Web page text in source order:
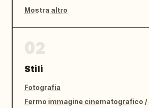
Mostra altro
Stili
Fotografia